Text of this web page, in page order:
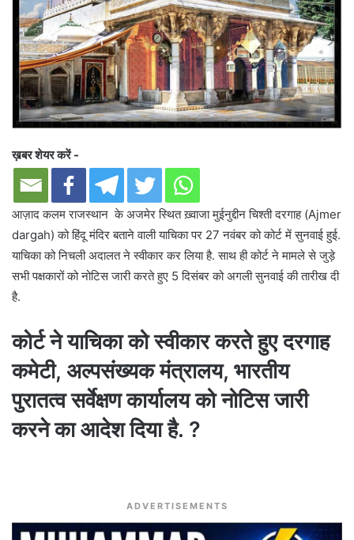
ख़बर शेयर करें -
आज़ाद कलम राजस्थान के अजमेर स्थित ख़्वाजा मुईनुद्दीन चिश्ती दरगाह (Ajmer
dargah) को हिंदू मंदिर बताने वाली याचिका पर 27 नवंबर को कोर्ट में सुनवाई हुई.
याचिका को निचली अदालत ने स्वीकार कर लिया है. साथ ही कोर्ट ने मामले से जुड़े
सभी पक्षकारों को नोटिस जारी करते हुए 5 दिसंबर को अगली सुनवाई की तारीख दी
है.
कोर्ट ने याचिका को स्वीकार करते हुए दरगाह
कमेटी, अल्पसंख्यक मंत्रालय, भारतीय
पुरातत्व सर्वेक्षण कार्यालय को नोटिस जारी
करने का आदेश दिया है. ?
ADVERTISEMENTS